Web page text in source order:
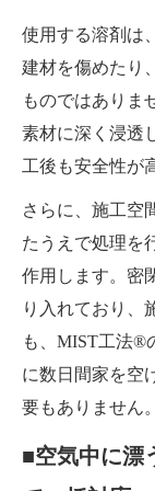
使用する溶剤は
建材を傷めたり
ものではありま
素材に深く浸透
工後も安全性が
さらに、施工空
たうえで処理を
作用します。密
り入れており、
も、MIST工法®
に数日間家を空
要もありません。
■空気中に漂